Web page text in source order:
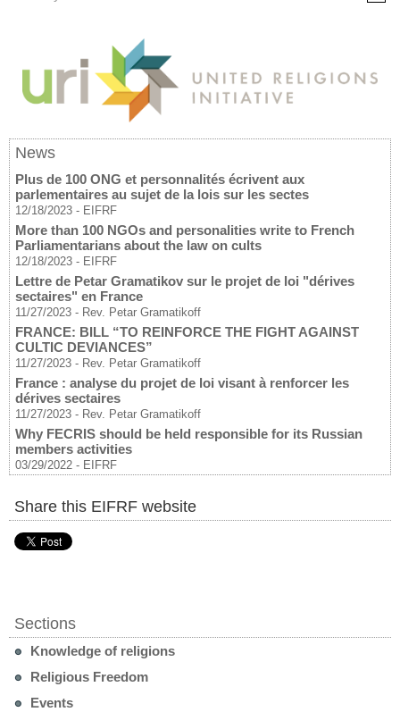
News
Plus de 100 ONG et personnalités écrivent aux
parlementaires au sujet de la lois sur les sectes
12/18/2023 - EIFRF
More than 100 NGOs and personalities write to French
Parliamentarians about the law on cults
12/18/2023 - EIFRF
Lettre de Petar Gramatikov sur le projet de loi "dérives
sectaires" en France
11/27/2023 - Rev. Petar Gramatikoff
FRANCE: BILL “TO REINFORCE THE FIGHT AGAINST
CULTIC DEVIANCES”
11/27/2023 - Rev. Petar Gramatikoff
France : analyse du projet de loi visant à renforcer les
dérives sectaires
11/27/2023 - Rev. Petar Gramatikoff
Why FECRIS should be held responsible for its Russian
members activities
03/29/2022 - EIFRF
Share this EIFRF website
Sections
Knowledge of religions
Religious Freedom
Events